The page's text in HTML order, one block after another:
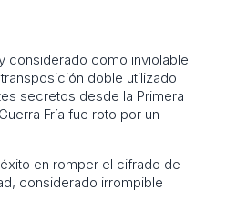
considerado como inviolable
doble utilizado
secretos desde la Primera
Fría fue roto por un
en romper el cifrado de
considerado irrompible